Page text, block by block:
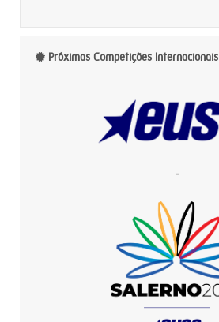
Próximas Competições Internacionais
-